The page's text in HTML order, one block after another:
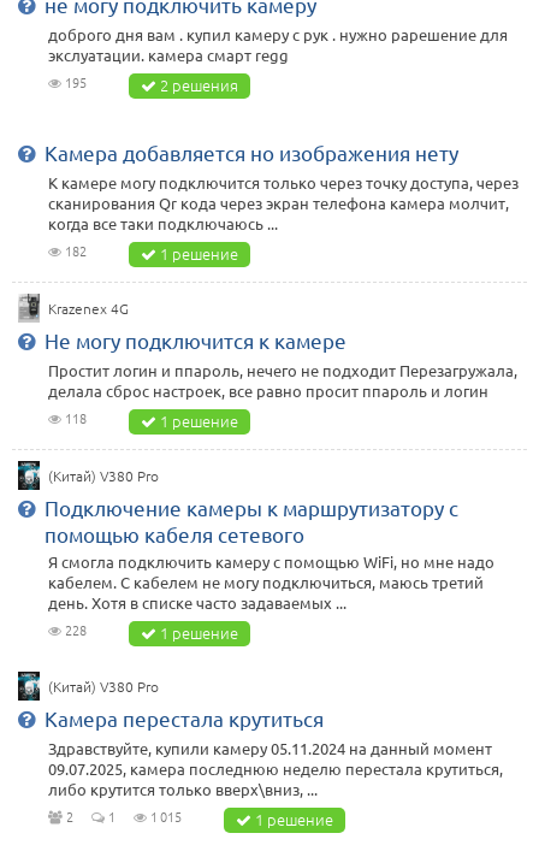
доброго дня вам . купил камеру с рук . нужно рарешение для
экслуатации. камера смарт regg
195 2 решения
Камера добавляется но изображения нету
К камере могу подключится только через точку доступа, через
сканирования Qr кода через экран телефона камера молчит,
когда все таки подключаюсь ...
182 1 решение
Krazenex 4G
Не могу подключится к камере
Простит логин и ппароль, нечего не подходит Перезагружала,
делала сброс настроек, все равно просит ппароль и логин
118 1 решение
(Китай) V380 Pro
Подключение камеры к маршрутизатору с
помощью кабеля сетевого
Я смогла подключить камеру с помощью WiFi, но мне надо
кабелем. С кабелем не могу подключиться, маюсь третий
день. Хотя в списке часто задаваемых ...
228 1 решение
(Китай) V380 Pro
Камера перестала крутиться
Здравствуйте, купили камеру 05.11.2024 на данный момент
09.07.2025, камера последнюю неделю перестала крутиться,
либо крутится только вверх\вниз, ...
2 1 1 015 1 решение